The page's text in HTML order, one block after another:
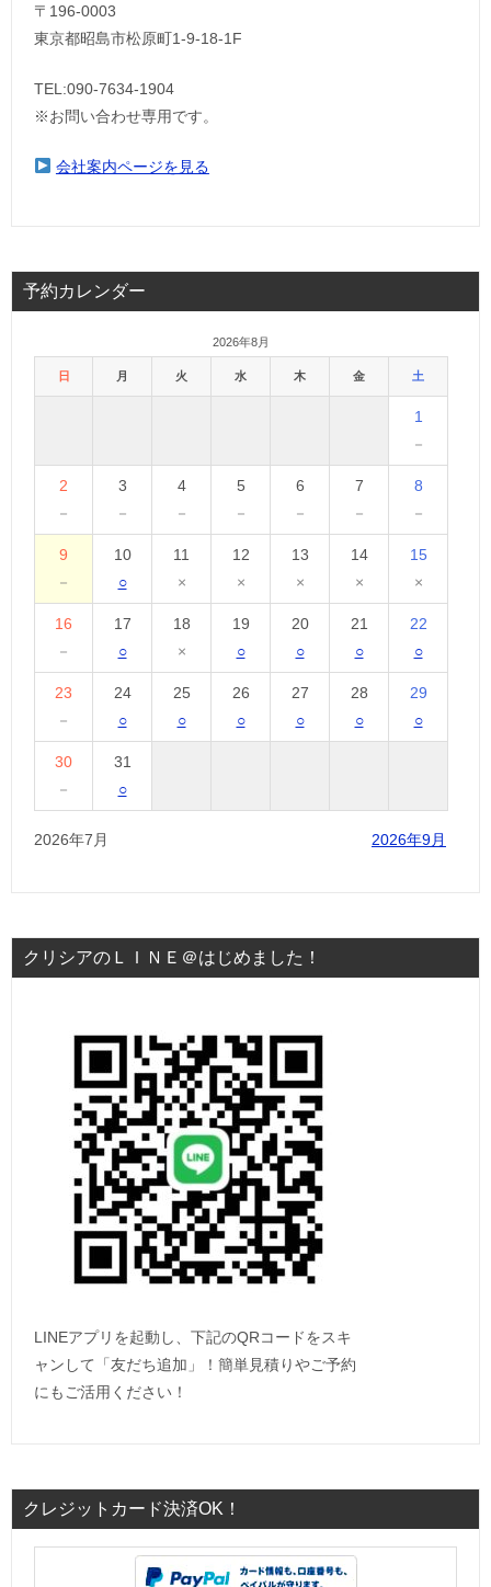
〒196-0003
東京都昭島市松原町1-9‐18‐1F
TEL:090-7634-1904
※お問い合わせ専用です。
会社案内ページを見る
予約カレンダー
2026年8月
日 月 火 水 木 金 土
1
－
2
－
3
－
4
－
5
－
6
－
7
－
8
－
9
－
10
○
11
×
12
×
13
×
14
×
15
×
16
－
17
○
18
×
19
○
20
○
21
○
22
○
23
－
24
○
25
○
26
○
27
○
28
○
29
○
30
－
31
○
2026年7月 2026年9月
クリシアのＬＩＮＥ＠はじめました！
LINEアプリを起動し、下記のQRコードをスキ
ャンして「友だち追加」！簡単見積りやご予約
にもご活用ください！
クレジットカード決済OK！